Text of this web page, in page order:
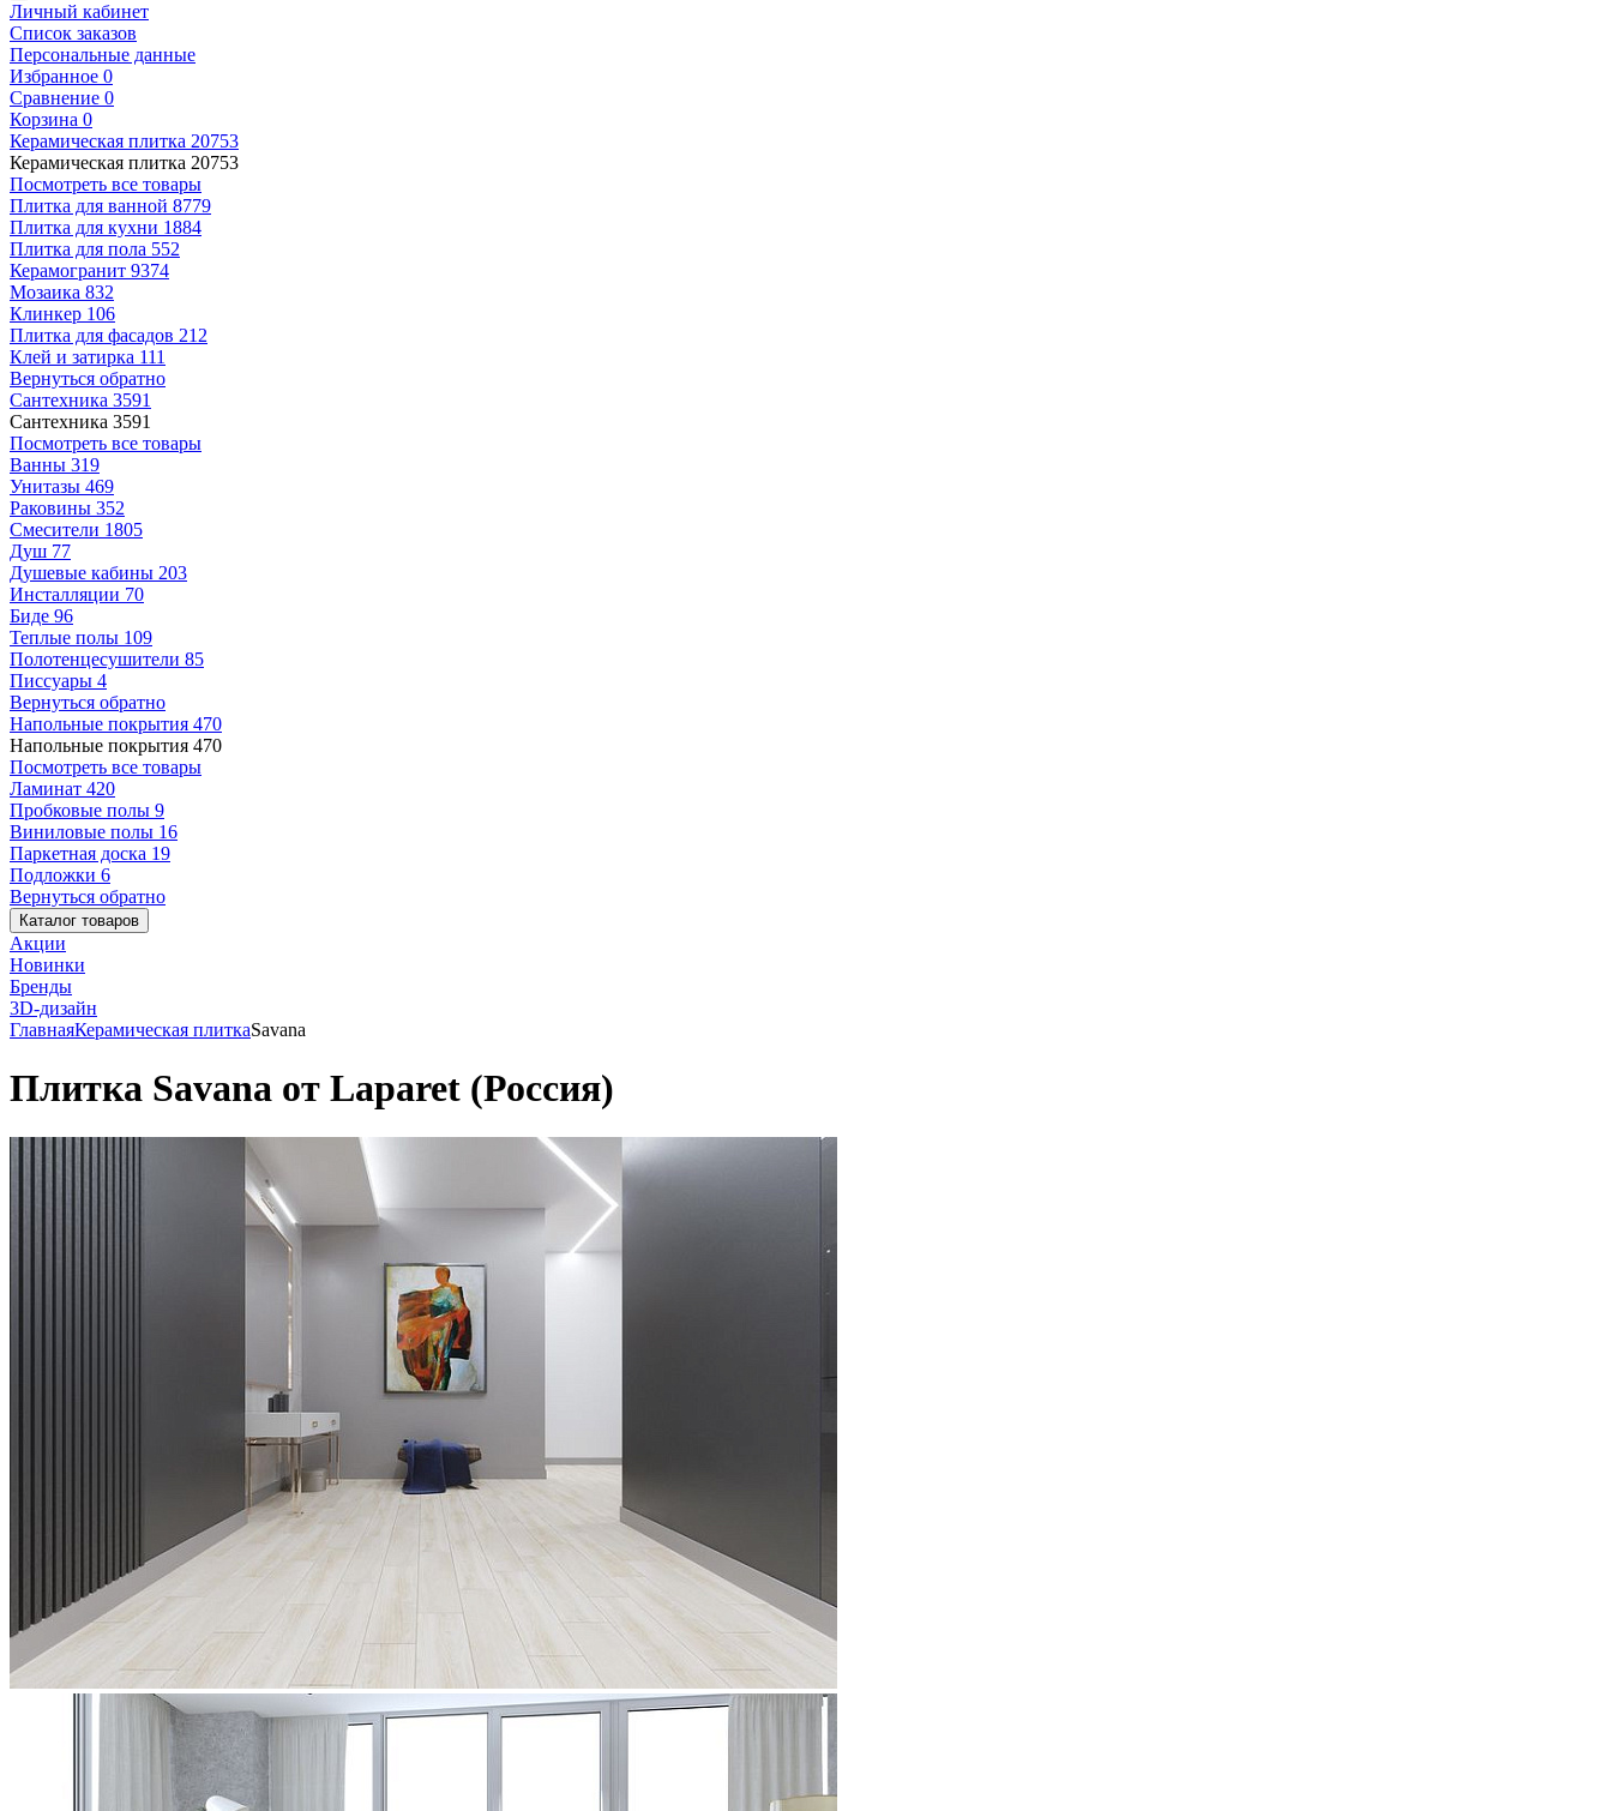
Личный кабинет
Список заказов
Персональные данные
Избранное 0
Сравнение 0
Корзина 0
Керамическая плитка 20753
Керамическая плитка 20753
Посмотреть все товары
Плитка для ванной 8779
Плитка для кухни 1884
Плитка для пола 552
Керамогранит 9374
Мозаика 832
Клинкер 106
Плитка для фасадов 212
Клей и затирка 111
Вернуться обратно
Сантехника 3591
Сантехника 3591
Посмотреть все товары
Ванны 319
Унитазы 469
Раковины 352
Смесители 1805
Душ 77
Душевые кабины 203
Инсталляции 70
Биде 96
Теплые полы 109
Полотенцесушители 85
Писсуары 4
Вернуться обратно
Напольные покрытия 470
Напольные покрытия 470
Посмотреть все товары
Ламинат 420
Пробковые полы 9
Виниловые полы 16
Паркетная доска 19
Подложки 6
Вернуться обратно
Каталог товаров
Акции
Новинки
Бренды
3D-дизайн
ГлавнаяКерамическая плиткаSavana
Плитка Savana от Laparet (Россия)